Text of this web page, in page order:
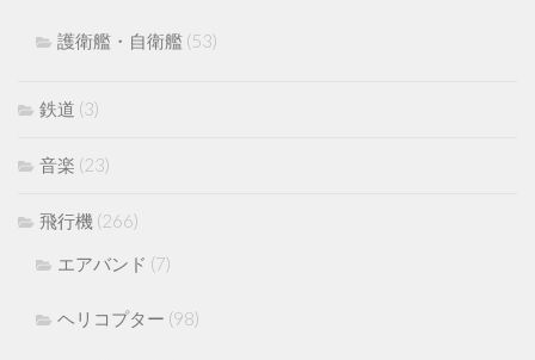
護衛艦・自衛艦 (53)
鉄道 (3)
音楽 (23)
飛行機 (266)
エアバンド (7)
ヘリコプター (98)